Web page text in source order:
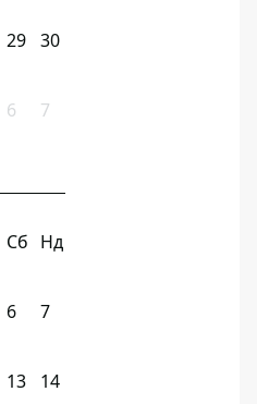
29 30
6 7
Сб Нд
6 7
13 14